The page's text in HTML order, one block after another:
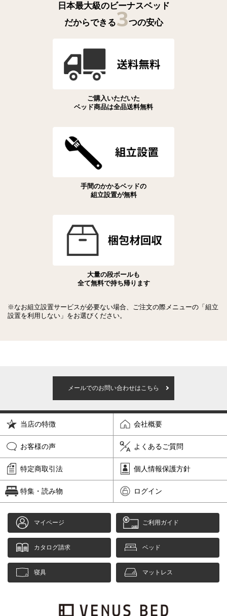
日本最大級のビーナスベッド
だからできる3つの安心
ご購入いただいた
ベッド商品は全品送料無料
手間のかかるベッドの
組立設置が無料
大量の段ボールも
全て無料で持ち帰ります
※なお組立設置サービスが必要ない場合、ご注文の際メニューの「組立
設置を利用しない」をお選びください。
メールでのお問い合わせはこちら
当店の特徴 会社概要
お客様の声 よくあるご質問
特定商取引法 個人情報保護方針
特集・読み物 ログイン
マイページ ご利用ガイド
カタログ請求 ベッド
寝具 マットレス